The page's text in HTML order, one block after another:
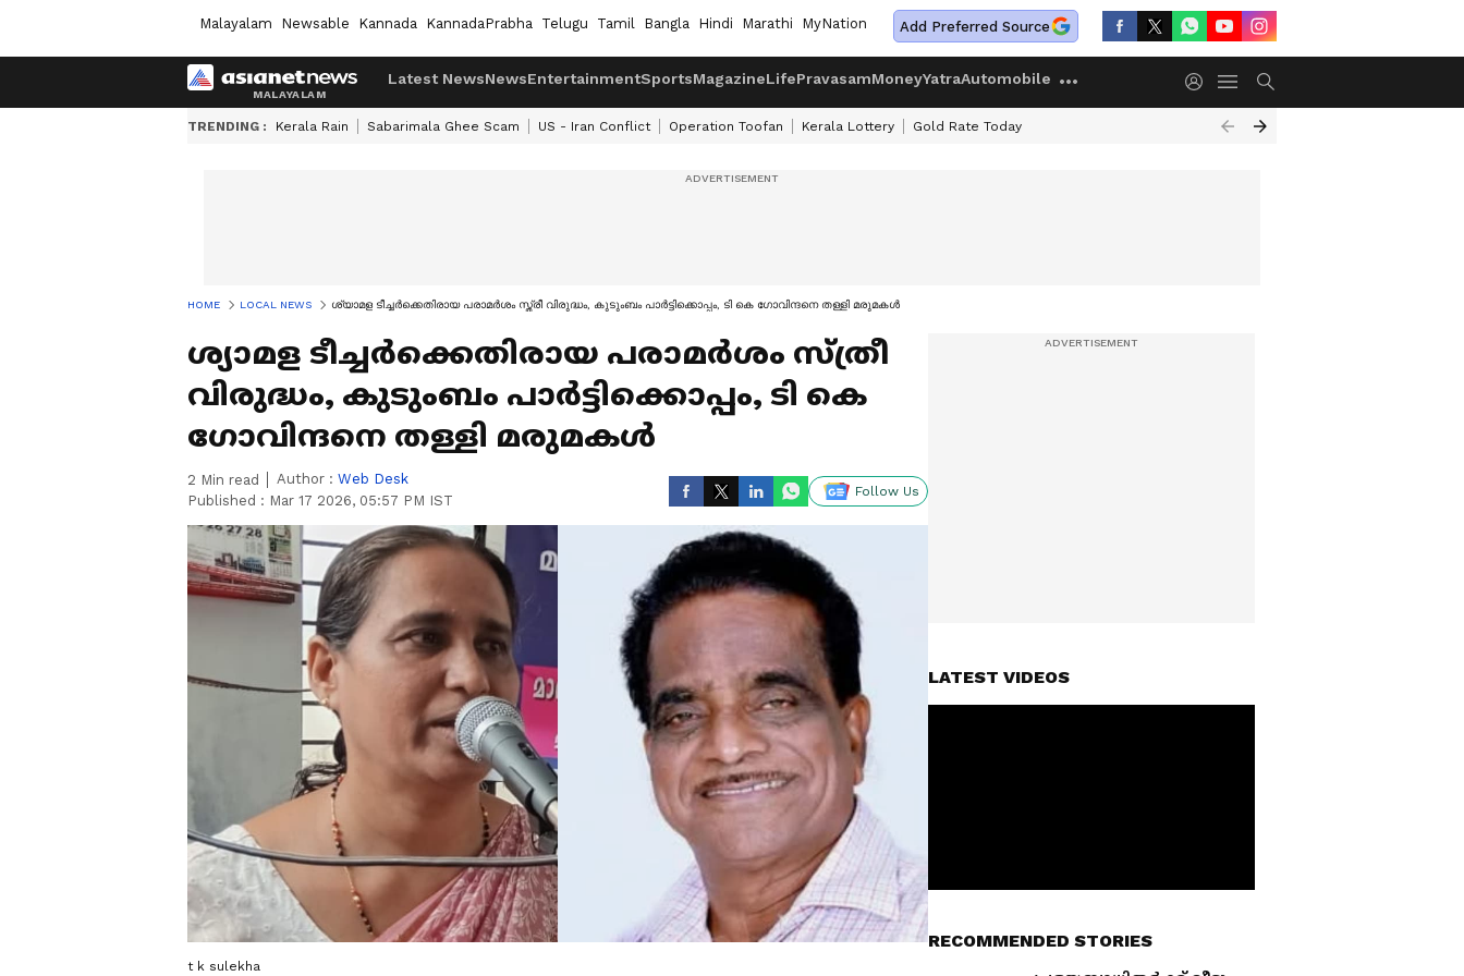
Malayalam Newsable Kannada KannadaPrabha Telugu Tamil Bangla Hindi Marathi MyNation Add Preferred Source
Latest NewsNewsEntertainmentSportsMagazineLifePravasamMoneyYatraAutomobile
TRENDING : Kerala Rain Sabarimala Ghee Scam US - Iran Conflict Operation Toofan Kerala Lottery Gold Rate Today
HOME LOCAL NEWS ശ്യാമള ടീച്ചർക്കെതിരായ പരാമർശം സ്ത്രീ വിരുദ്ധം, കുടുംബം പാർട്ടിക്കൊപ്പം, ടി കെ ഗോവിന്ദനെ തള്ളി മരുമകൾ
ശ്യാമള ടീച്ചർക്കെതിരായ പരാമർശം സ്ത്രീ
വിരുദ്ധം, കുടുംബം പാർട്ടിക്കൊപ്പം, ടി കെ
ഗോവിന്ദനെ തള്ളി മരുമകൾ
2 Min read Author : Web Desk
Published : Mar 17 2026, 05:57 PM IST
Follow Us
t k sulekha
LATEST VIDEOS
RECOMMENDED STORIES